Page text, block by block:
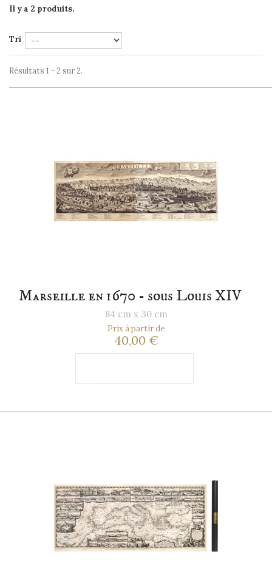
Il y a 2 produits.
Tri
Résultats 1 - 2 sur 2.
Marseille en 1670 - sous Louis XIV
84 cm x 30 cm
Prix à partir de
40,00 €